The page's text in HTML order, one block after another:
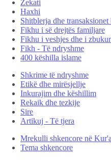
Zekati
Haxhi
Shitblerja dhe
Fikhu i së drejtës familjare
Fikhu i veshjes dhe i
Fikh - Të ndryshme
400 këshilla islame
Shkrime të ndryshme
Etikë dhe mirësjellje
Inkurajim dhe këshillim
Rekaik dhe tezkije
Sire
Artikuj - Të tjera
Mrekulli shkencore në
Tema shkencore